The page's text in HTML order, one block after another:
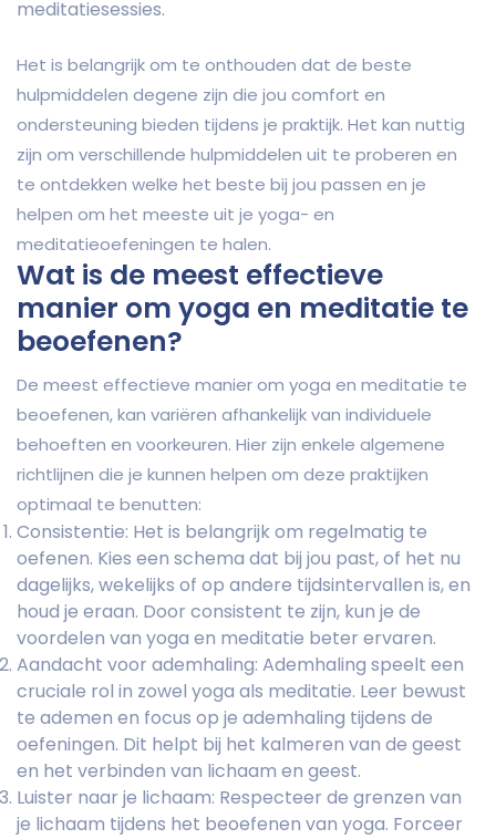
meditatiesessies.
Het is belangrijk om te onthouden dat de beste
hulpmiddelen degene zijn die jou comfort en
ondersteuning bieden tijdens je praktijk. Het kan nuttig
zijn om verschillende hulpmiddelen uit te proberen en
te ontdekken welke het beste bij jou passen en je
helpen om het meeste uit je yoga- en
meditatieoefeningen te halen.
Wat is de meest effectieve
manier om yoga en meditatie te
beoefenen?
De meest effectieve manier om yoga en meditatie te
beoefenen, kan variëren afhankelijk van individuele
behoeften en voorkeuren. Hier zijn enkele algemene
richtlijnen die je kunnen helpen om deze praktijken
optimaal te benutten:
Consistentie: Het is belangrijk om regelmatig te
oefenen. Kies een schema dat bij jou past, of het nu
dagelijks, wekelijks of op andere tijdsintervallen is, en
houd je eraan. Door consistent te zijn, kun je de
voordelen van yoga en meditatie beter ervaren.
Aandacht voor ademhaling: Ademhaling speelt een
cruciale rol in zowel yoga als meditatie. Leer bewust
te ademen en focus op je ademhaling tijdens de
oefeningen. Dit helpt bij het kalmeren van de geest
en het verbinden van lichaam en geest.
Luister naar je lichaam: Respecteer de grenzen van
je lichaam tijdens het beoefenen van yoga. Forceer